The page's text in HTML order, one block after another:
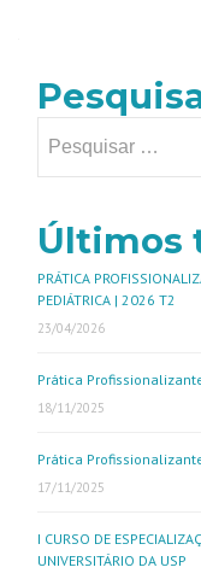
Últimos
PRÁTICA
PEDIÁTRICA | 2026 T2
23/04/2026
Prática
18/11/2025
Prática
17/11/2025
I CURSO DE
UNIVERSITÁRIO DA USP